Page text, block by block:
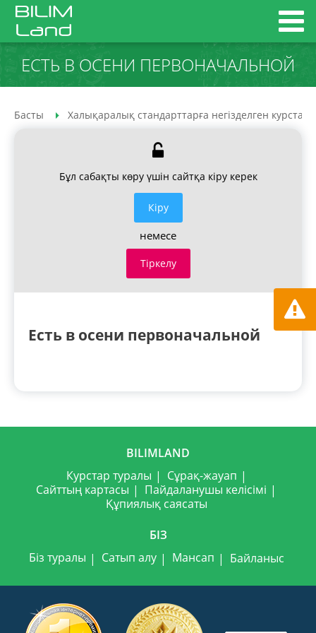
ЕСТЬ В ОСЕНИ ПЕРВОНАЧАЛЬНОЙ
Басты Халықаралық стандарттарға негізделген курстар
Бұл сабақты көру үшін сайтқа кіру керек
Кiру
немесе
Тіркелу
Есть в осени первоначальной
BILIMLAND
Курстар туралы
Сұрақ-жауап
Сайттың картасы
Пайдаланушы келісімі
Құпиялық саясаты
БІЗ
Біз туралы
Сатып алу Мансап Байланыс